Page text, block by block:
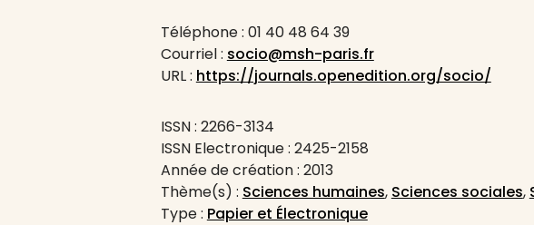
Téléphone : 01 40 48 64 39
Courriel : socio@msh-paris.fr
URL : https://journals.openedition.org/socio/
ISSN : 2266-3134
ISSN Electronique : 2425-2158
Année de création : 2013
Thème(s) : Sciences humaines, Sciences sociales,
Type : Papier et Électronique